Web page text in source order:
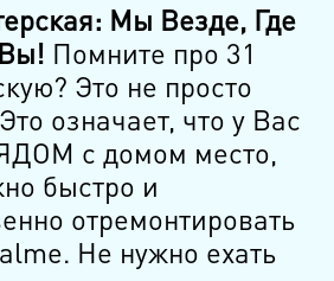
Мы Везде, Где
Помните про 31
Это не просто
означает, что у Вас
с домом место,
быстро и
отремонтировать
Не нужно ехать